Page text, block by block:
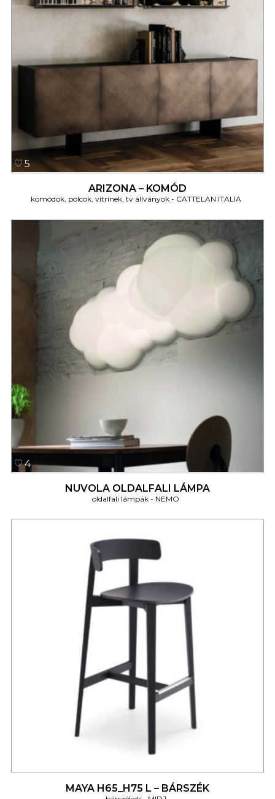
5
ARIZONA – KOMÓD
komódok, polcok, vitrinek, tv állványok CATTELAN ITALIA
4
NUVOLA OLDALFALI LÁMPA
oldalfali lámpák NEMO
MAYA H65_H75 L – BÁRSZÉK